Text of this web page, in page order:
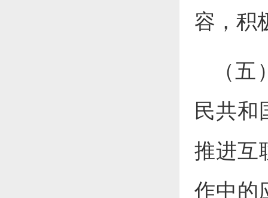
容，积
（
民共和
推进互
作中的